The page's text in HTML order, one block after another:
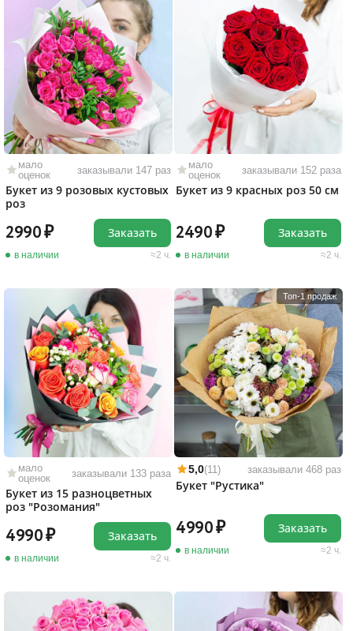
мало
оценок
заказывали 147 раз
Букет из 9 розовых кустовых
роз
2990
в наличии 2 ч.
Заказать
мало
оценок
заказывали 152 раза
Букет из 9 красных роз 50 см
2490
в наличии 2 ч.
Заказать
мало
оценок
заказывали 133 раза
Букет из 15 разноцветных
роз "Розомания"
4990
в наличии 2 ч.
Заказать
Топ-1 продаж
5,0(11) заказывали 468 раз
Букет "Рустика"
4990
в наличии 2 ч.
Заказать